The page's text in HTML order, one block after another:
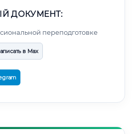
ДОКУМЕНТ:
переподготовке
в Max